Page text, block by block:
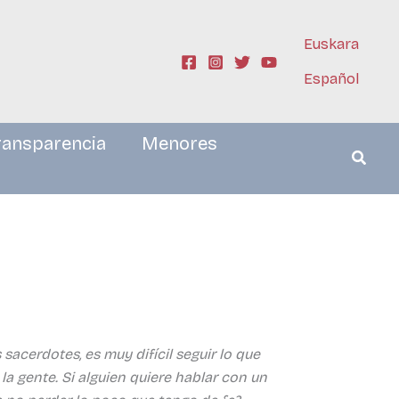
Euskara
Español
Menores
es muy difícil seguir lo que
gente. Si alguien quiere hablar con un